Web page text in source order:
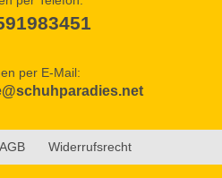
per E-Mail:
AGB Widerrufsrecht